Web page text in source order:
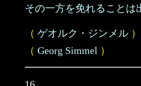
その一方を免れることは
（ ゲオルク・ジンメル ）
（ Georg Simmel ）